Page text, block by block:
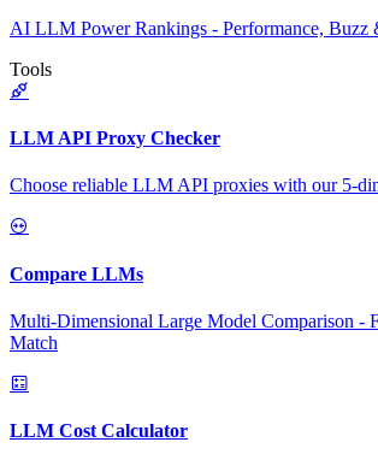
AI LLM Power Rankings - Performance, Buzz
Tools
LLM API Proxy Checker
Choose reliable LLM API proxies with our 5-
Compare LLMs
Multi-Dimensional Large Model Comparison -
Match
LLM Cost Calculator